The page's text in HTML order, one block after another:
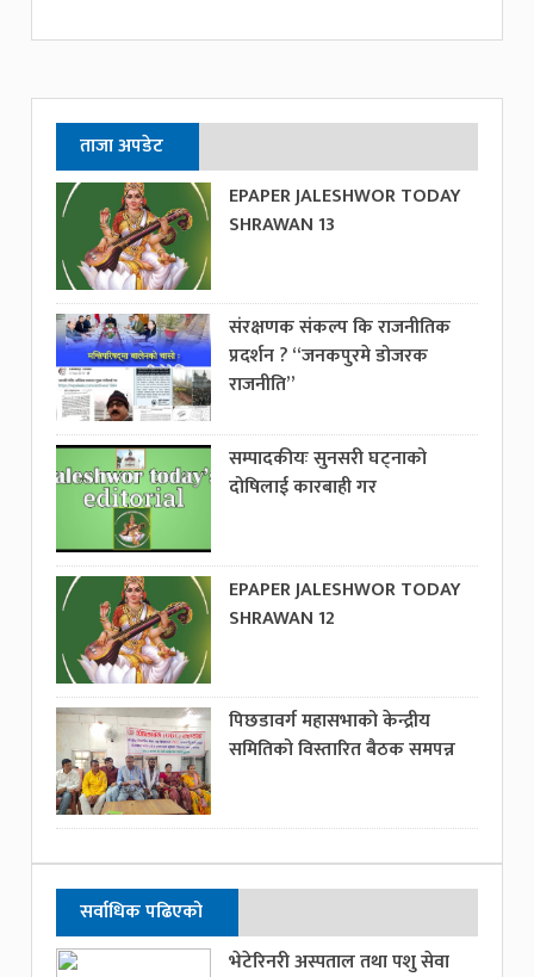
ताजा अपडेट
EPAPER JALESHWOR TODAY
SHRAWAN 13
संरक्षणक संकल्प कि राजनीतिक
प्रदर्शन ? “जनकपुरमे डोजरक
राजनीति”
सम्पादकीयः सुनसरी घट्नाको
दोषिलाई कारबाही गर
EPAPER JALESHWOR TODAY
SHRAWAN 12
पिछडावर्ग महासभाको केन्द्रीय
समितिको विस्तारित बैठक समपन्न
सर्वाधिक पढिएको
भेटेरिनरी अस्पताल तथा पशु सेवा